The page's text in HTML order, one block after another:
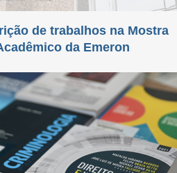
de trabalhos na Mostra
da Emeron